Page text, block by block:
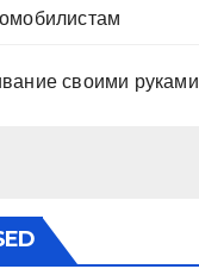
своими руками